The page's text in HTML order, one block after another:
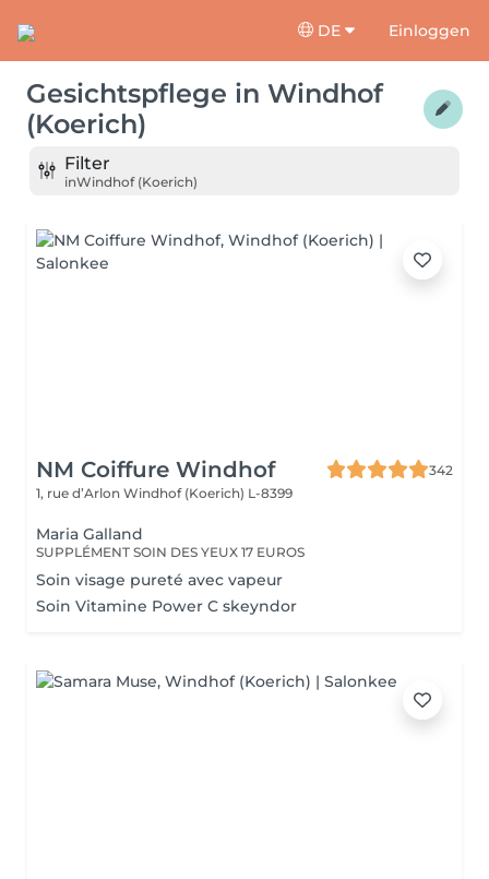
DE Einloggen
Gesichtspflege in Windhof
(Koerich)
Filter
inWindhof (Koerich)
NM Coiffure Windhof
342
1, rue d’Arlon Windhof (Koerich) L-8399
Maria Galland
SUPPLÉMENT SOIN DES YEUX 17 EUROS
Soin visage pureté avec vapeur
Soin Vitamine Power C skeyndor